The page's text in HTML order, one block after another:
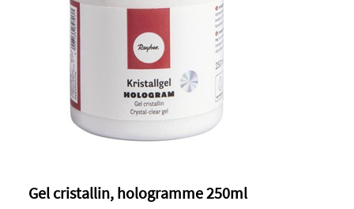
Gel cristallin, hologramme 250ml